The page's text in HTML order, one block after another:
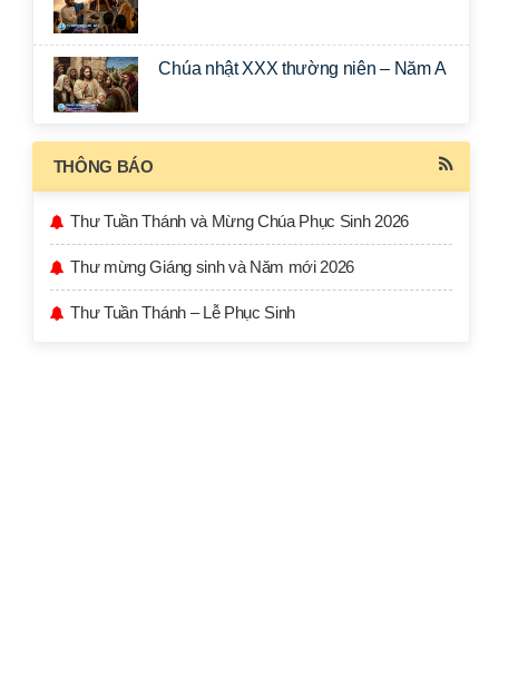
Chúa nhật XXX thường niên – Năm A
THÔNG BÁO
Thư Tuần Thánh và Mừng Chúa Phục Sinh 2026
Thư mừng Giáng sinh và Năm mới 2026
Thư Tuần Thánh – Lễ Phục Sinh